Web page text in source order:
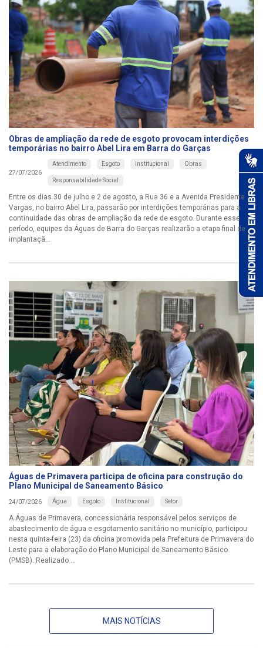
Obras de ampliação da rede de esgoto provocam interdições
temporárias no bairro Abel Lira em Barra do Garças
27/07/2026
Atendimento Esgoto Institucional Obras
Responsabilidade Social
Entre os dias 30 de julho e 2 de agosto, a Rua 36 e a Avenida Presidente
Vargas, no bairro Abel Lira, passarão por interdições temporárias para a
continuidade das obras de ampliação da rede de esgoto. Durante esse
período, equipes da Águas de Barra do Garças realizarão a etapa final de
implantaçã...
Águas de Primavera participa de oficina para construção do
Plano Municipal de Saneamento Básico
24/07/2026 Água Esgoto Institucional Setor
A Águas de Primavera, concessionária responsável pelos serviços de
abastecimento de água e esgotamento sanitário no município, participou
nesta quinta-feira (23) da oficina promovida pela Prefeitura de Primavera do
Leste para a elaboração do Plano Municipal de Saneamento Básico
(PMSB). Realizado ...
MAIS NOTÍCIAS